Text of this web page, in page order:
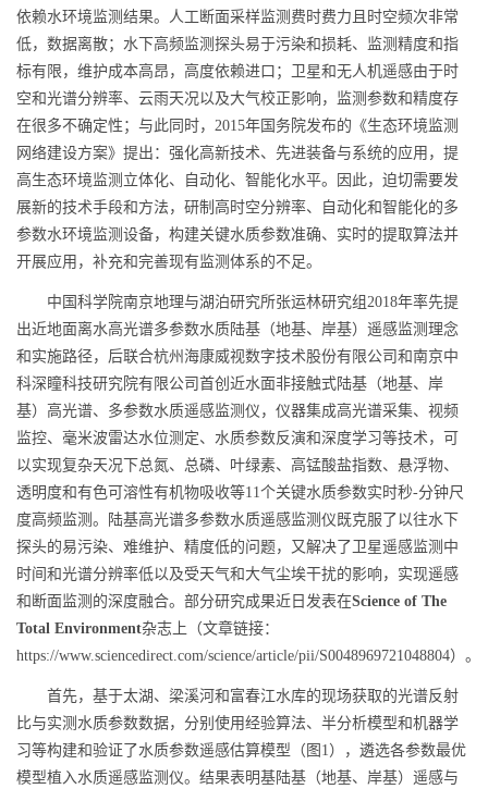
依赖水环境监测结果。人工断面采样监测费时费力且时空频次非常
低，数据离散；水下高频监测探头易于污染和损耗、监测精度和指
标有限，维护成本高昂，高度依赖进口；卫星和无人机遥感由于时
空和光谱分辨率、云雨天况以及大气校正影响，监测参数和精度存
在很多不确定性；与此同时， 2015年国务院发布的《生态环境监测
网络建设方案》提出：强化高新技术、先进装备与系统的应用，提
高生态环境监测立体化、自动化、智能化水平。因此，迫切需要发
展新的技术手段和方法，研制高时空分辨率、自动化和智能化的多
参数水环境监测设备，构建关键水质参数准确、实时的提取算法并
开展应用，补充和完善现有监测体系的不足。
中国科学院南京地理与湖泊研究所张运林研究组2018年率先提
出近地面离水高光谱多参数水质陆基（地基、岸基）遥感监测理念
和实施路径，后联合杭州海康威视数字技术股份有限公司和南京中
科深瞳科技研究院有限公司首创近水面非接触式陆基（地基、岸
基）高光谱、多参数水质遥感监测仪，仪器集成高光谱采集、视频
监控、毫米波雷达水位测定、水质参数反演和深度学习等技术，可
以实现复杂天况下总氮、总磷、叶绿素、高锰酸盐指数、悬浮物、
透明度和有色可溶性有机物吸收等11个关键水质参数实时秒-分钟尺
度高频监测。陆基高光谱多参数水质遥感监测仪既克服了以往水下
探头的易污染、难维护、精度低的问题，又解决了卫星遥感监测中
时间和光谱分辨率低以及受天气和大气尘埃干扰的影响，实现遥感
和断面监测的深度融合。部分研究成果近日发表在Science of The
Total Environment杂志上（文章链接：
https://www.sciencedirect.com/science/article/pii/S0048969721048804）。
首先，基于太湖、梁溪河和富春江水库的现场获取的光谱反射
比与实测水质参数数据，分别使用经验算法、半分析模型和机器学
习等构建和验证了水质参数遥感估算模型（图 1），遴选各参数最优
模型植入水质遥感监测仪。结果表明基陆基（地基、岸基）遥感与